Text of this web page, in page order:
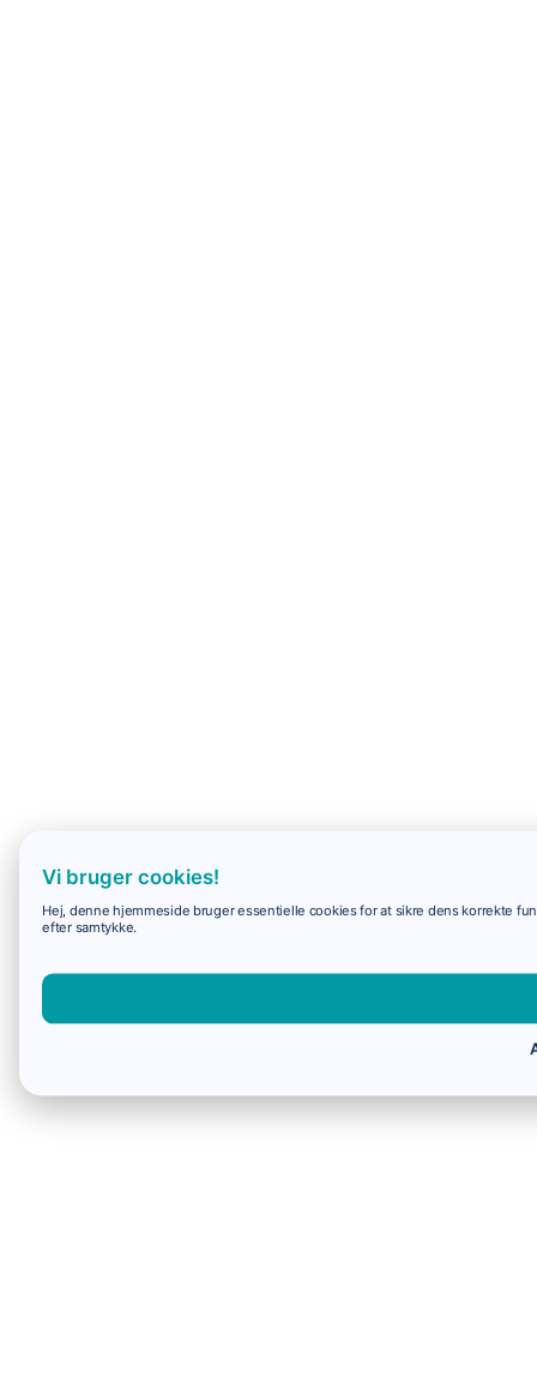
Vi bruger cookies!
Hej, denne hjemmeside bruger essentielle cookies for at sikre dens korrekte
efter samtykke.